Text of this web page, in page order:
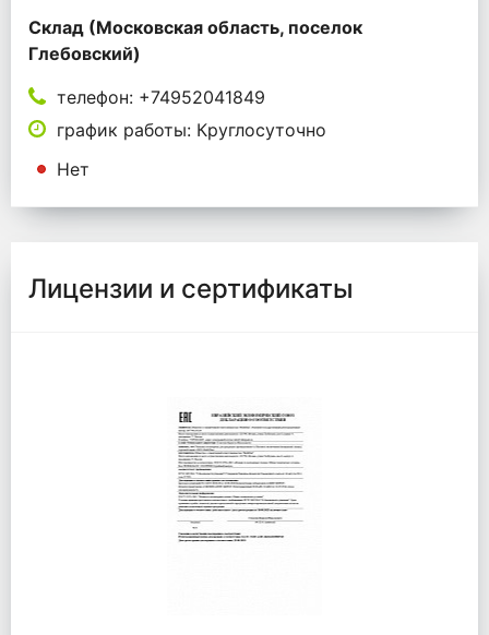
Склад (Московская область, поселок
Глебовский)
телефон: +74952041849
график работы: Круглосуточно
Нет
Лицензии и сертификаты